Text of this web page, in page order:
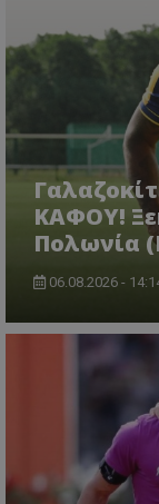
ΚΑΦΟΥ!
Πολωνία
06.08.2026 -